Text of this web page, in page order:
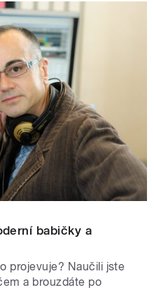
babičky a
projevuje? Naučili jste
a brouzdáte po